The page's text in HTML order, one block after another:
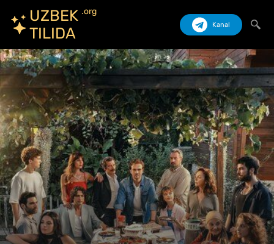
UZBEK
TILIDA
.org
Kanal
Izlash